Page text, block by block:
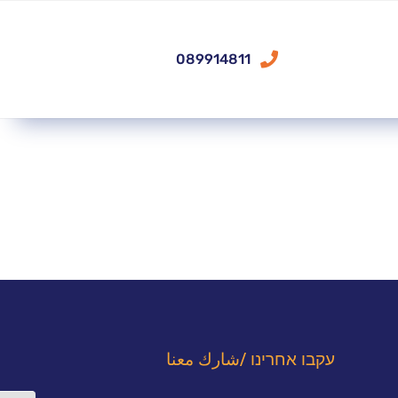
089914811
עקבו אחרינו /شارك معنا